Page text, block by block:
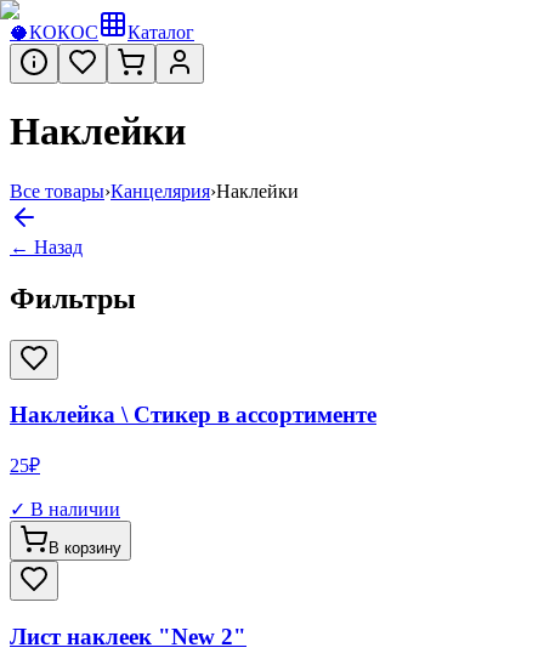
🥥КОКОС Каталог
Наклейки
Все товары›Канцелярия›Наклейки
← Назад
Фильтры
Наклейка \ Стикер в ассортименте
25₽
✓ В наличии
В корзину
Лист наклеек "New 2"